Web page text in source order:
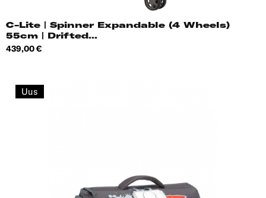
C-Lite | Spinner Expandable (4 Wheels)
55cm | Drifted...
Hind
439,00 €
Uus